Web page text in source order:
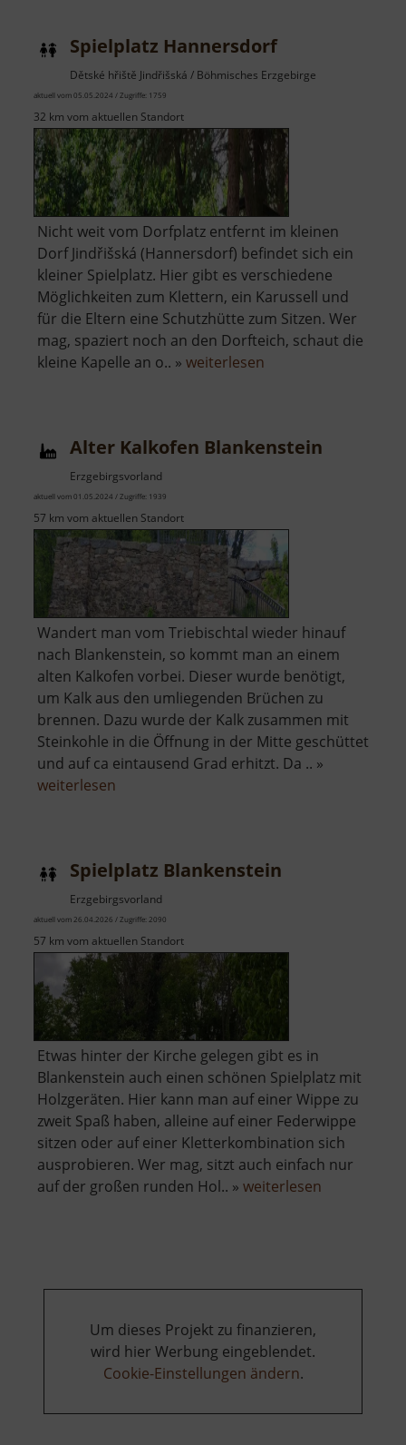
Spielplatz Hannersdorf
Dětské hřiště Jindřišská / Böhmisches Erzgebirge
aktuell vom 05.05.2024 / Zugriffe: 1759
32 km vom aktuellen Standort
Nicht weit vom Dorfplatz entfernt im kleinen
Dorf Jindřišská (Hannersdorf) befindet sich ein
kleiner Spielplatz. Hier gibt es verschiedene
Möglichkeiten zum Klettern, ein Karussell und
für die Eltern eine Schutzhütte zum Sitzen. Wer
mag, spaziert noch an den Dorfteich, schaut die
kleine Kapelle an o.. » weiterlesen
Alter Kalkofen Blankenstein
Erzgebirgsvorland
aktuell vom 01.05.2024 / Zugriffe: 1939
57 km vom aktuellen Standort
Wandert man vom Triebischtal wieder hinauf
nach Blankenstein, so kommt man an einem
alten Kalkofen vorbei. Dieser wurde benötigt,
um Kalk aus den umliegenden Brüchen zu
brennen. Dazu wurde der Kalk zusammen mit
Steinkohle in die Öffnung in der Mitte geschüttet
und auf ca eintausend Grad erhitzt. Da .. »
weiterlesen
Spielplatz Blankenstein
Erzgebirgsvorland
aktuell vom 26.04.2026 / Zugriffe: 2090
57 km vom aktuellen Standort
Etwas hinter der Kirche gelegen gibt es in
Blankenstein auch einen schönen Spielplatz mit
Holzgeräten. Hier kann man auf einer Wippe zu
zweit Spaß haben, alleine auf einer Federwippe
sitzen oder auf einer Kletterkombination sich
ausprobieren. Wer mag, sitzt auch einfach nur
auf der großen runden Hol.. » weiterlesen
Um dieses Projekt zu finanzieren,
wird hier Werbung eingeblendet.
Cookie-Einstellungen ändern.